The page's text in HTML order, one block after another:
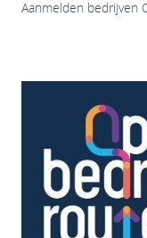
Aanmelden bedrijven